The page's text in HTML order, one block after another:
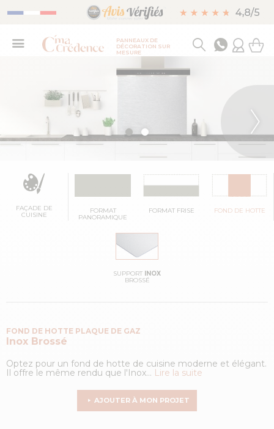
PANNEAUX DE
DÉCORATION SUR
MESURE
FAÇADE DE
CUISINE
FORMAT
PANORAMIQUE
FORMAT FRISE FOND DE HOTTE
SUPPORT INOX
BROSSÉ
FOND DE HOTTE PLAQUE DE GAZ
Inox Brossé
Optez pour un fond de hotte de cuisine moderne et élégant.
Il offre le même rendu que l'Inox... Lire la suite
AJOUTER À MON PROJET